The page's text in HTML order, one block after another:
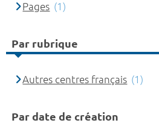
Pages (1)
Par rubrique
Autres centres français (1)
Par date de création